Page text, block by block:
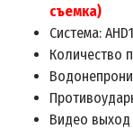
съемка)
Система:
Количество
Видео выход